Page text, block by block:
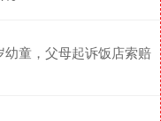
童，父母起诉饭店索赔